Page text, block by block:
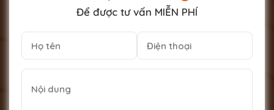
Để được tư vấn MIỄN PHÍ